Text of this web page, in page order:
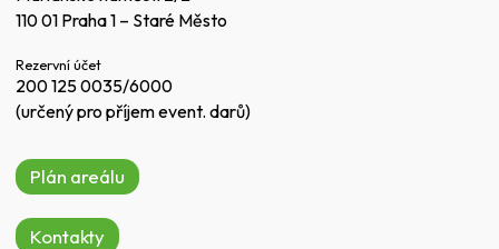
110 01 Praha 1 – Staré Město
Rezervní účet
200 125 0035/6000
(určený pro příjem event. darů)
Plán areálu
Kontakty